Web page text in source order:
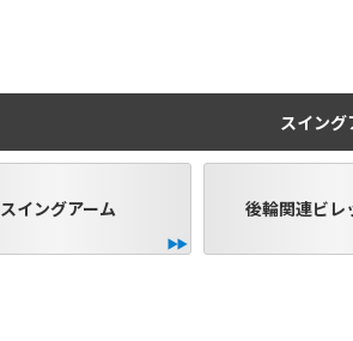
スイング
スイングアーム 後輪関連ビレ